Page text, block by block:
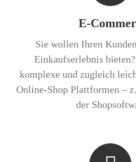
E-
Sie wollen Ihren
Einkaufserlebnis
komplexe und zugleich
Online-Shop Plattformen –
der